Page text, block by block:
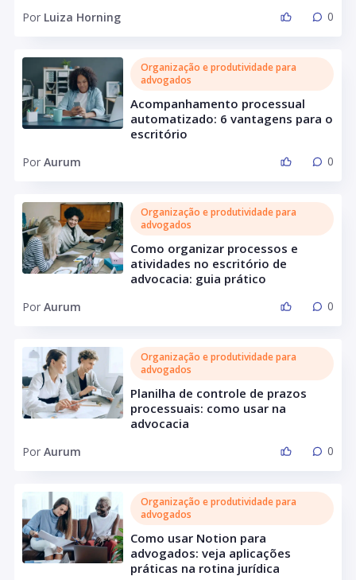
Por Luiza Horning 0
Organização e produtividade para
advogados
Acompanhamento processual
automatizado: 6 vantagens para o
escritório
Por Aurum 0
Organização e produtividade para
advogados
Como organizar processos e
atividades no escritório de
advocacia: guia prático
Por Aurum 0
Organização e produtividade para
advogados
Planilha de controle de prazos
processuais: como usar na
advocacia
Por Aurum 0
Organização e produtividade para
advogados
Como usar Notion para
advogados: veja aplicações
práticas na rotina jurídica